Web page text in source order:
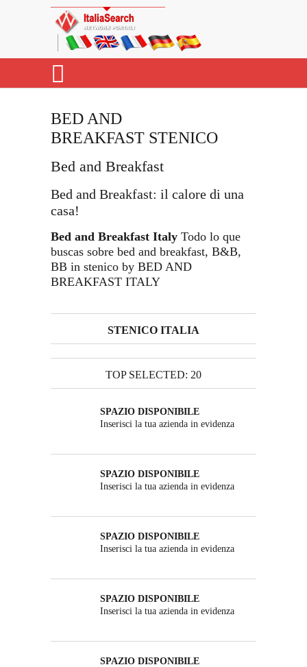
BED AND
BREAKFAST STENICO
Bed and Breakfast
Bed and Breakfast: il calore di una
casa!
Bed and Breakfast Italy Todo lo que
buscas sobre bed and breakfast, B&B,
BB in stenico by BED AND
BREAKFAST ITALY
STENICO ITALIA
TOP SELECTED: 20
SPAZIO DISPONIBILE
Inserisci la tua azienda in evidenza
SPAZIO DISPONIBILE
Inserisci la tua azienda in evidenza
SPAZIO DISPONIBILE
Inserisci la tua azienda in evidenza
SPAZIO DISPONIBILE
Inserisci la tua azienda in evidenza
SPAZIO DISPONIBILE